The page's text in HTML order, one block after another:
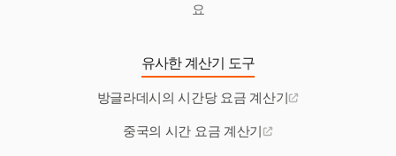
요
유사한 계산기 도구
방글라데시의 시간당 요금 계산기
중국의 시간 요금 계산기